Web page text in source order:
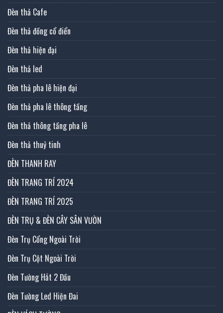
Đèn thả Cafe
Đèn thả đồng cổ điển
Đèn thả hiện đại
Đèn thả led
Đèn thả pha lê hiện đại
Đèn thả pha lê thông tầng
Đèn thả thông tầng pha lê
Đèn thả thuỷ tinh
ĐÈN THANH RAY
ĐÈN TRANG TRÍ 2024
ĐÈN TRANG TRÍ 2025
ĐÈN TRỤ & ĐÈN CÂY SÂN VƯỜN
Đèn Trụ Cổng Ngoài Trời
Đèn Trụ Cột Ngoài Trời
Đèn Tường Hắt 2 Đầu
Đèn Tường Led Hiện Đai